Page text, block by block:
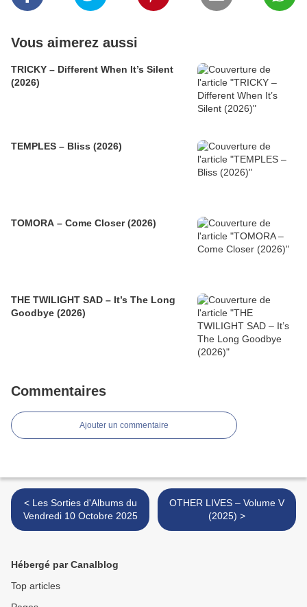
Vous aimerez aussi
TRICKY – Different When It’s Silent
(2026)
TEMPLES – Bliss (2026)
TOMORA – Come Closer (2026)
THE TWILIGHT SAD – It’s The Long
Goodbye (2026)
Commentaires
Ajouter un commentaire
< Les Sorties d'Albums du
Vendredi 10 Octobre 2025
OTHER LIVES – Volume V
(2025) >
Hébergé par Canalblog
Top articles